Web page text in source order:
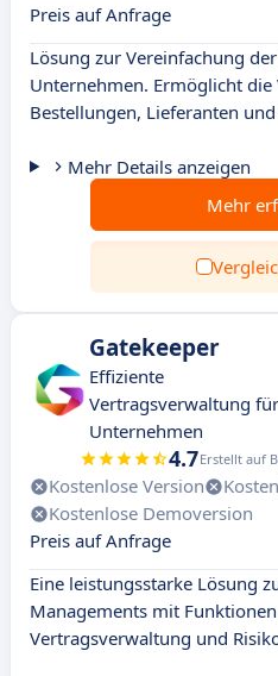
Preis auf Anfrage
Lösung zur Vereinfachung
Unternehmen. Ermöglicht
Bestellungen, Lieferanten
Mehr Details anzeigen
Mehr
Gatekeeper
Effiziente
Vertragsverwaltung für
Unternehmen
4.7Erstellt auf
Kostenlose Version
Kostenlose Demoversion
Preis auf Anfrage
Eine leistungsstarke Lösung
Managements mit
Vertragsverwaltung und